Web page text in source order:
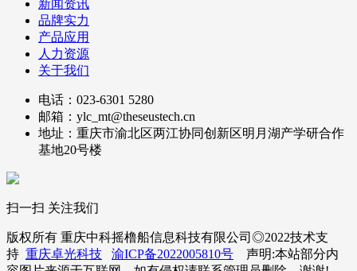
新闻资讯
品牌实力
产品应用
人力资源
关于我们
电话：023-6301 5280
邮箱：ylc_mt@theseustech.cn
地址：重庆市渝北区两江协同创新区明月湖产学研合作
基地20号楼
扫一扫 关注我们
版权所有 重庆中科摇橹船信息科技有限公司◎2022技术支
持 重庆卓光科技 渝ICP备2022005810号 声明:本站部分内